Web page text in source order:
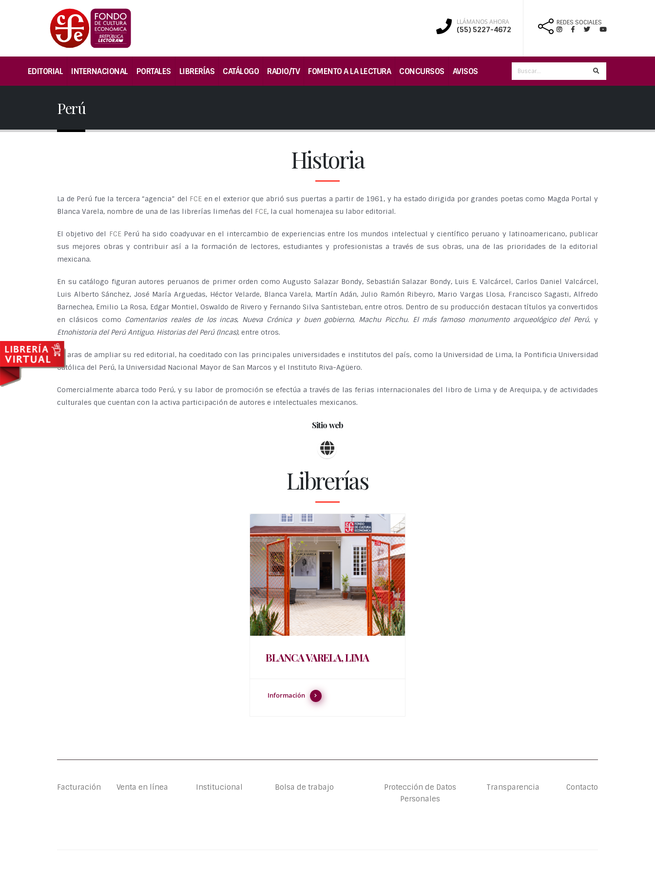
LLÁMANOS AHORA
(55) 5227-4672
REDES SOCIALES
EDITORIAL INTERNACIONAL PORTALES LIBRERÍAS CATÁLOGO RADIO/TV FOMENTO A LA LECTURA CONCURSOS AVISOS
Perú
Historia
La de Perú fue la tercera “agencia” del FCE en el exterior que abrió sus puertas a partir de 1961, y ha estado dirigida por grandes poetas como Magda Portal y
Blanca Varela, nombre de una de las librerías limeñas del FCE, la cual homenajea su labor editorial.
El objetivo del FCEPerú ha sido coadyuvar en el intercambio de experiencias entre los mundos intelectual y científico peruano y latinoamericano, publicar
sus mejores obras y contribuir así a la formación de lectores, estudiantes y profesionistas a través de sus obras, una de las prioridades de la editorial
mexicana.
En su catálogo figuran autores peruanos de primer orden como Augusto Salazar Bondy, Sebastián Salazar Bondy, Luis E. Valcárcel, Carlos Daniel Valcárcel,
Luis Alberto Sánchez, José María Arguedas, Héctor Velarde, Blanca Varela, Martín Adán, Julio Ramón Ribeyro, Mario Vargas Llosa, Francisco Sagasti, Alfredo
Barnechea, Emilio La Rosa, Edgar Montiel, Oswaldo de Rivero y Fernando Silva Santisteban, entre otros. Dentro de su producción destacan títulos ya convertidos
en clásicos como Comentarios reales de los incas, Nueva Crónica y buen gobierno, Machu Picchu. El más famoso monumento arqueológico del Perú, y
Etnohistoria del Perú Antiguo. Historias del Perú (Incas), entre otros.
En aras de ampliar su red editorial, ha coeditado con las principales universidades e institutos del país, como la Universidad de Lima, la Pontificia Universidad
Católica del Perú, la Universidad Nacional Mayor de San Marcos y el Instituto Riva-Agüero.
Comercialmente abarca todo Perú, y su labor de promoción se efectúa a través de las ferias internacionales del libro de Lima y de Arequipa, y de actividades
culturales que cuentan con la activa participación de autores e intelectuales mexicanos.
Sitio web
Librerías
BLANCA VARELA, LIMA
Información
Facturación Venta en línea Institucional Bolsa de trabajo
Protección de Datos
Personales
Transparencia Contacto